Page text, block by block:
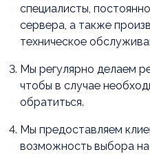
специалисты,
сервера, а также
техническое
Мы регулярно делаем
чтобы в случае
обратиться.
Мы предоставляем
возможность выбора